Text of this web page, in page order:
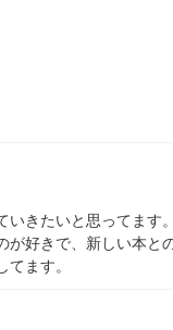
いきたいと思ってます。
が好きで、新しい本と
てます。